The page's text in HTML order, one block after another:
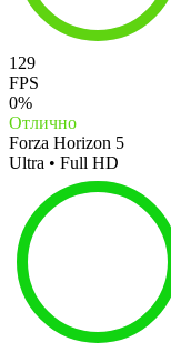
129
FPS
0%
Отлично
Forza Horizon 5
Ultra • Full HD